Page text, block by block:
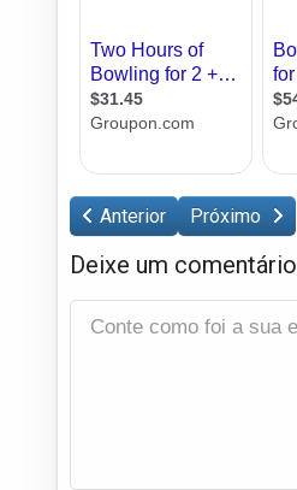
Anterior Próximo
Deixe um comentário